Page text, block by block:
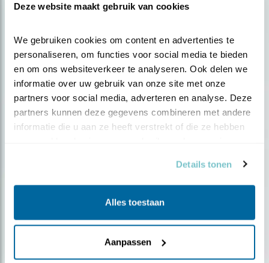
Deze website maakt gebruik van cookies
We gebruiken cookies om content en advertenties te
personaliseren, om functies voor social media te bieden
en om ons websiteverkeer te analyseren. Ook delen we
informatie over uw gebruik van onze site met onze
partners voor social media, adverteren en analyse. Deze
partners kunnen deze gegevens combineren met andere
informatie die u aan ze heeft verstrekt of die ze hebben
Details tonen
Alles toestaan
Aanpassen
Ontvang 5 x Vogels voor € 36,00 per jaar
Vogels is het tijdschrift voor onze leden, met